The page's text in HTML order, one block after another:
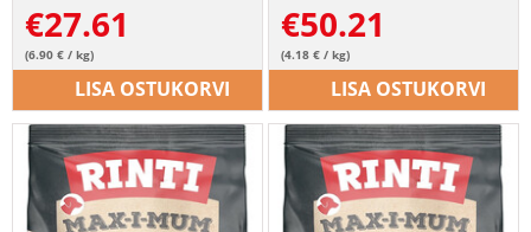
€27.61
(6.90 € / kg)
LISA OSTUKORVI
€50.21
(4.18 € / kg)
LISA OSTUKORVI